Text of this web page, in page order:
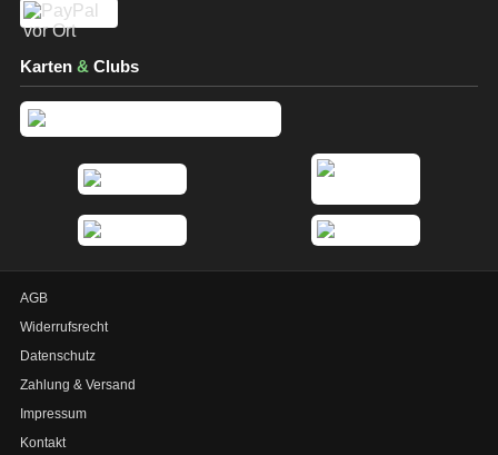
Karten & Clubs
AGB
Widerrufsrecht
Datenschutz
Zahlung & Versand
Impressum
Kontakt